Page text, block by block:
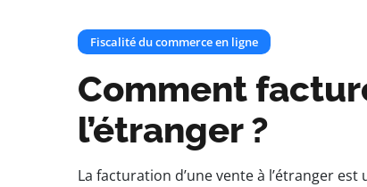
Fiscalité du commerce en ligne
Comment
l’étranger ?
La facturation d’une vente à l’étranger